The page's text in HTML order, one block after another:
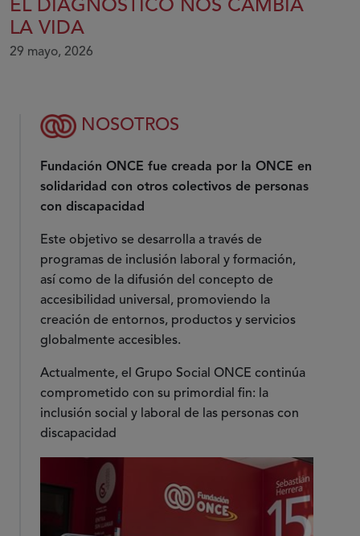
EL DIAGNÓSTICO NOS CAMBIA
LA VIDA
29 mayo, 2026
NOSOTROS
Fundación ONCE fue creada por la ONCE en
solidaridad con otros colectivos de personas
con discapacidad
Este objetivo se desarrolla a través de
programas de inclusión laboral y formación,
así como de la difusión del concepto de
accesibilidad universal, promoviendo la
creación de entornos, productos y servicios
globalmente accesibles.
Actualmente, el Grupo Social ONCE continúa
comprometido con su primordial fin: la
inclusión social y laboral de las personas con
discapacidad